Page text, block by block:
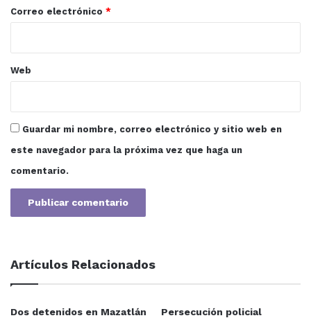
*
Correo electrónico *
Web
Guardar mi nombre, correo electrónico y sitio web en
este navegador para la próxima vez que haga un
comentario.
Artículos Relacionados
Dos detenidos en Mazatlán
Persecución policial